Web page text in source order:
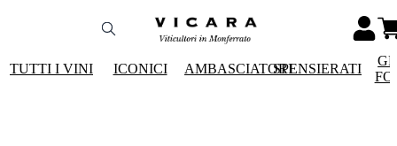
TUTTI I VINI ICONICI AMBASCIATORISPENSIERATI